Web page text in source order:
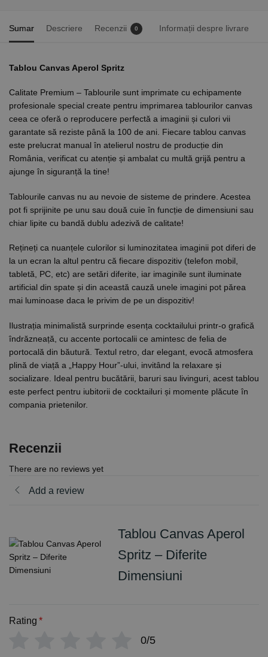
Sumar Descriere Recenzii 0 Informații despre livrare
Tablou Canvas Aperol Spritz
Calitate Premium – Tablourile sunt imprimate cu echipamente
profesionale special create pentru imprimarea tablourilor canvas
ceea ce oferă o reproducere perfectă a imaginii și culori vii
garantate să reziste până la 100 de ani. Fiecare tablou canvas
este prelucrat manual în atelierul nostru de producție din
România, verificat cu atenție și ambalat cu multă grijă pentru a
ajunge în siguranță la tine!
Tablourile canvas nu au nevoie de sisteme de prindere. Acestea
pot fi sprijinite pe unu sau două cuie în funcție de dimensiuni sau
chiar lipite cu bandă dublu adezivă de calitate!
Rețineți ca nuanțele culorilor si luminozitatea imaginii pot diferi de
la un ecran la altul pentru că fiecare dispozitiv (telefon mobil,
tabletă, PC, etc) are setări diferite, iar imaginile sunt iluminate
artificial din spate și din această cauză unele imagini pot părea
mai luminoase daca le privim de pe un dispozitiv!
Ilustrația minimalistă surprinde esența cocktailului printr-o grafică
îndrăzneață, cu accente portocalii ce amintesc de felia de
portocală din băutură. Textul retro, dar elegant, evocă atmosfera
plină de viață a „Happy Hour”-ului, invitând la relaxare și
socializare. Ideal pentru bucătării, baruri sau livinguri, acest tablou
este perfect pentru iubitorii de cocktailuri și momente plăcute în
compania prietenilor.
Recenzii
There are no reviews yet
Add a review
Tablou Canvas Aperol
Spritz – Diferite
Dimensiuni
Rating *
0/5